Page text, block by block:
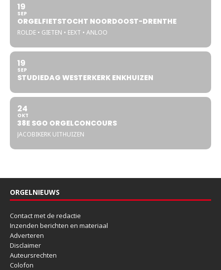
19
SEP
ORGELFIETSTOCHT NOORDOOST-DRENTHE
ROLDE • GIETEN • EEXT • ANLOO
19
SEP
STUDIEDAG WESTERKERK ENKHUIZEN
24
OKT
38E SGO ORGELCONCOURS
JACOBIKERK UITHUIZEN
ORGELNIEUWS
Contact met de redactie
Inzenden berichten en materiaal
Adverteren
Disclaimer
Auteursrechten
Colofon